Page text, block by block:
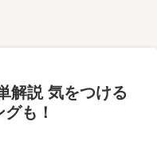
解説 気をつける
も！